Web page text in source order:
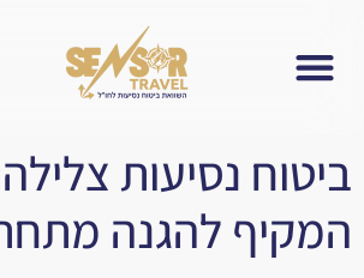
ביטוח נסיעות
המקיף להגנה